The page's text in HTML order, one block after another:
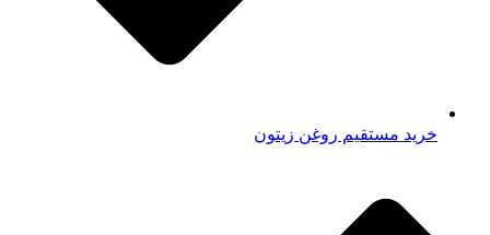
خرید مستقیم روغن زیتون